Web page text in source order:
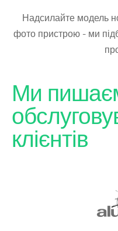
Надсилайте модель
фото пристрою - ми
Ми
клієнтів